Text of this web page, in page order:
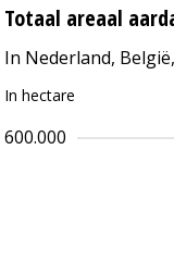
Totaal areaal
In Nederland,
In hectare
600.000